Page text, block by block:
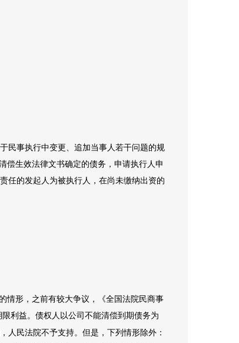
民事执行中变更、追加当事人若干问题的规
偿生效法律文书确定的债务，申请执行人申
任的发起人为被执行人，在尚未缴纳出资的
情形，之前有较大争议，《全国法院民商事
利益。债权人以公司不能清偿到期债务为
人民法院不予支持。但是，下列情形除外：